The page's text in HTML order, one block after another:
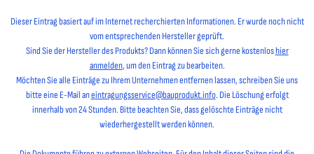
Dieser Eintrag basiert auf im Internet recherchierten Informationen. Er wurde noch nicht
vom entsprechenden Hersteller geprüft.
Sind Sie der Hersteller des Produkts? Dann können Sie sich gerne kostenloshier
anmelden, um den Eintrag zu bearbeiten.
Möchten Sie alle Einträge zu Ihrem Unternehmen entfernen lassen, schreiben Sie uns
bitte eine E-Mail aneintragungsservice@bauprodukt.info. Die Löschung erfolgt
innerhalb von 24 Stunden. Bitte beachten Sie, dass gelöschte Einträge nicht
wiederhergestellt werden können.